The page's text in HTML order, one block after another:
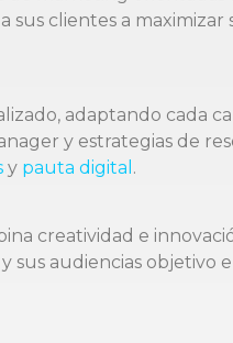
sus clientes a
adaptando cada
y estrategias de
y pauta digital .
creatividad e
audiencias objetivo